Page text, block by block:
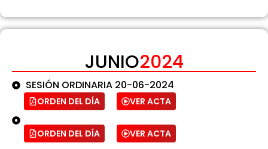
JUNIO2024
SESIÓN ORDINARIA 20-06-2024
ORDEN DEL DÍA VER ACTA
ORDEN DEL DÍA VER ACTA